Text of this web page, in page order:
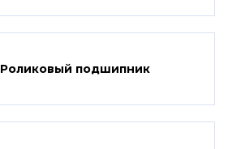
Роликовый подшипник